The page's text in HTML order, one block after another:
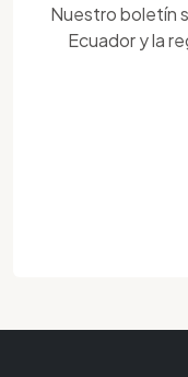
Nuestro boletín
Ecuador y la